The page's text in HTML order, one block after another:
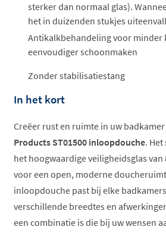
sterker dan normaal glas).
het in duizenden stukjes
Antikalkbehandeling voor minder
eenvoudiger schoonmaken
Zonder stabilisatiestang
In het kort
Creëer rust en ruimte in uw
Products ST01500 inloopdouche.
het hoogwaardige veiligheidsglas van
voor een open, moderne
inloopdouche past bij elke
verschillende breedtes en
een combinatie is die bij uw wensen